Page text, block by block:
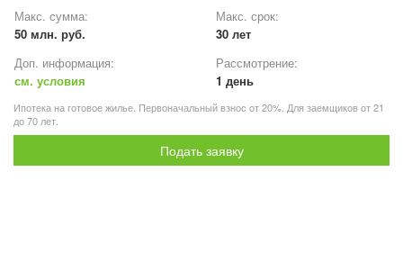
Макс. сумма:
50 млн. руб.
Макс. срок:
30 лет
Доп. информация:
см. условия
Рассмотрение:
1 день
Ипотека на готовое жилье. Первоначальный взнос от 20%. Для заемщиков от 21
до 70 лет.
Подать заявку